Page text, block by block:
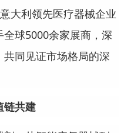
大利领先医疗器械企业
球5000余家展商，深
同见证市场格局的深
链共建